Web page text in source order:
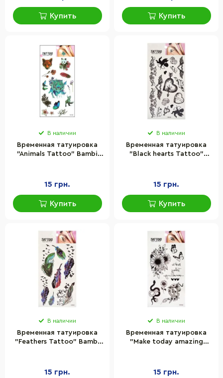
Купить Купить
В наличии
Временная татуировка
"Animals Tattoo" Bambi
15 грн.
Купить
В наличии
Временная татуировка
"Black hearts Tattoo"
15 грн.
Купить
В наличии
Временная татуировка
"Feathers Tattoo" Bambi
15 грн.
В наличии
Временная татуировка
"Make today amazing
15 грн.